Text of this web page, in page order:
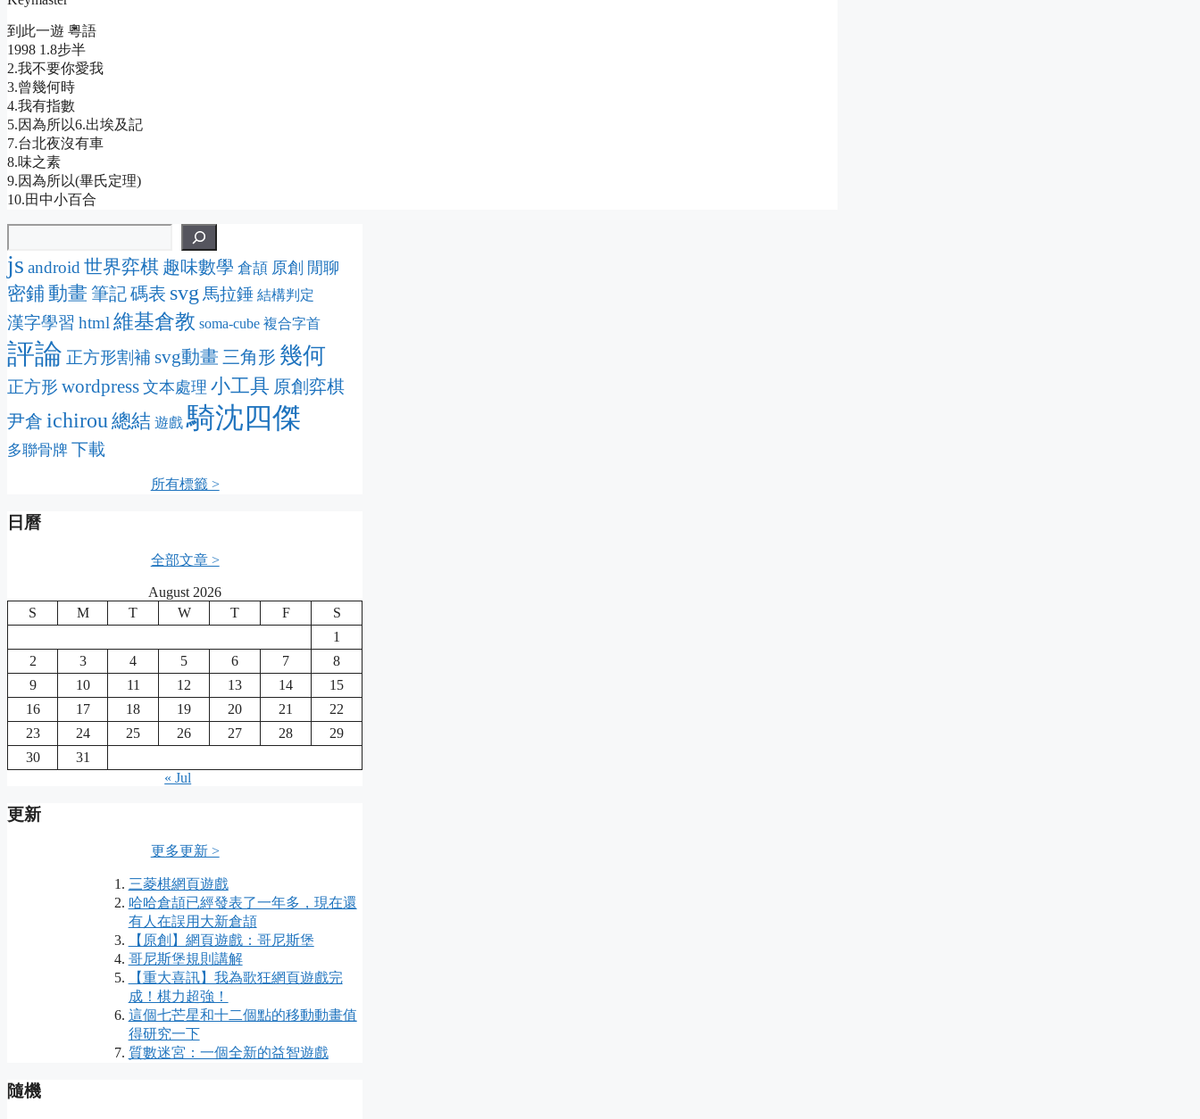
到此一遊 粵語
1998 1.8步半
2.我不要你愛我
3.曾幾何時
4.我有指數
5.因為所以6.出埃及記
7.台北夜沒有車
8.味之素
9.因為所以(畢氏定理)
10.田中小百合
js android世界弈棋 趣味數學 倉頡 原創 閒聊
密鋪動畫 筆記碼表 svg馬拉錘 結構判定
漢字學習 html維基倉教 soma-cube 複合字首
評論 正方形割補 svg動畫 三角形 幾何
正方形 wordpress 文本處理 小工具 原創弈棋
尹倉 ichirou總結 遊戲 騎沈四傑
多聯骨牌 下載
所有標籤 >
日曆
全部文章 >
August 2026
S
M T W T F
S
1
2
3 4 5 6 7
8
9
10 11 12 13 14
15
16
17 18 19 20 21
22
23
24 25 26 27 28
29
30
31
« Jul
更新
更多更新 >
三菱棋網頁遊戲
哈哈倉頡已經發表了一年多，現在還
有人在誤用大新倉頡
【原創】網頁遊戲：哥尼斯堡
哥尼斯堡規則講解
【重大喜訊】我為歌狂網頁遊戲完
成！棋力超強！
這個七芒星和十二個點的移動動畫值
得研究一下
質數迷宮：一個全新的益智遊戲
隨機